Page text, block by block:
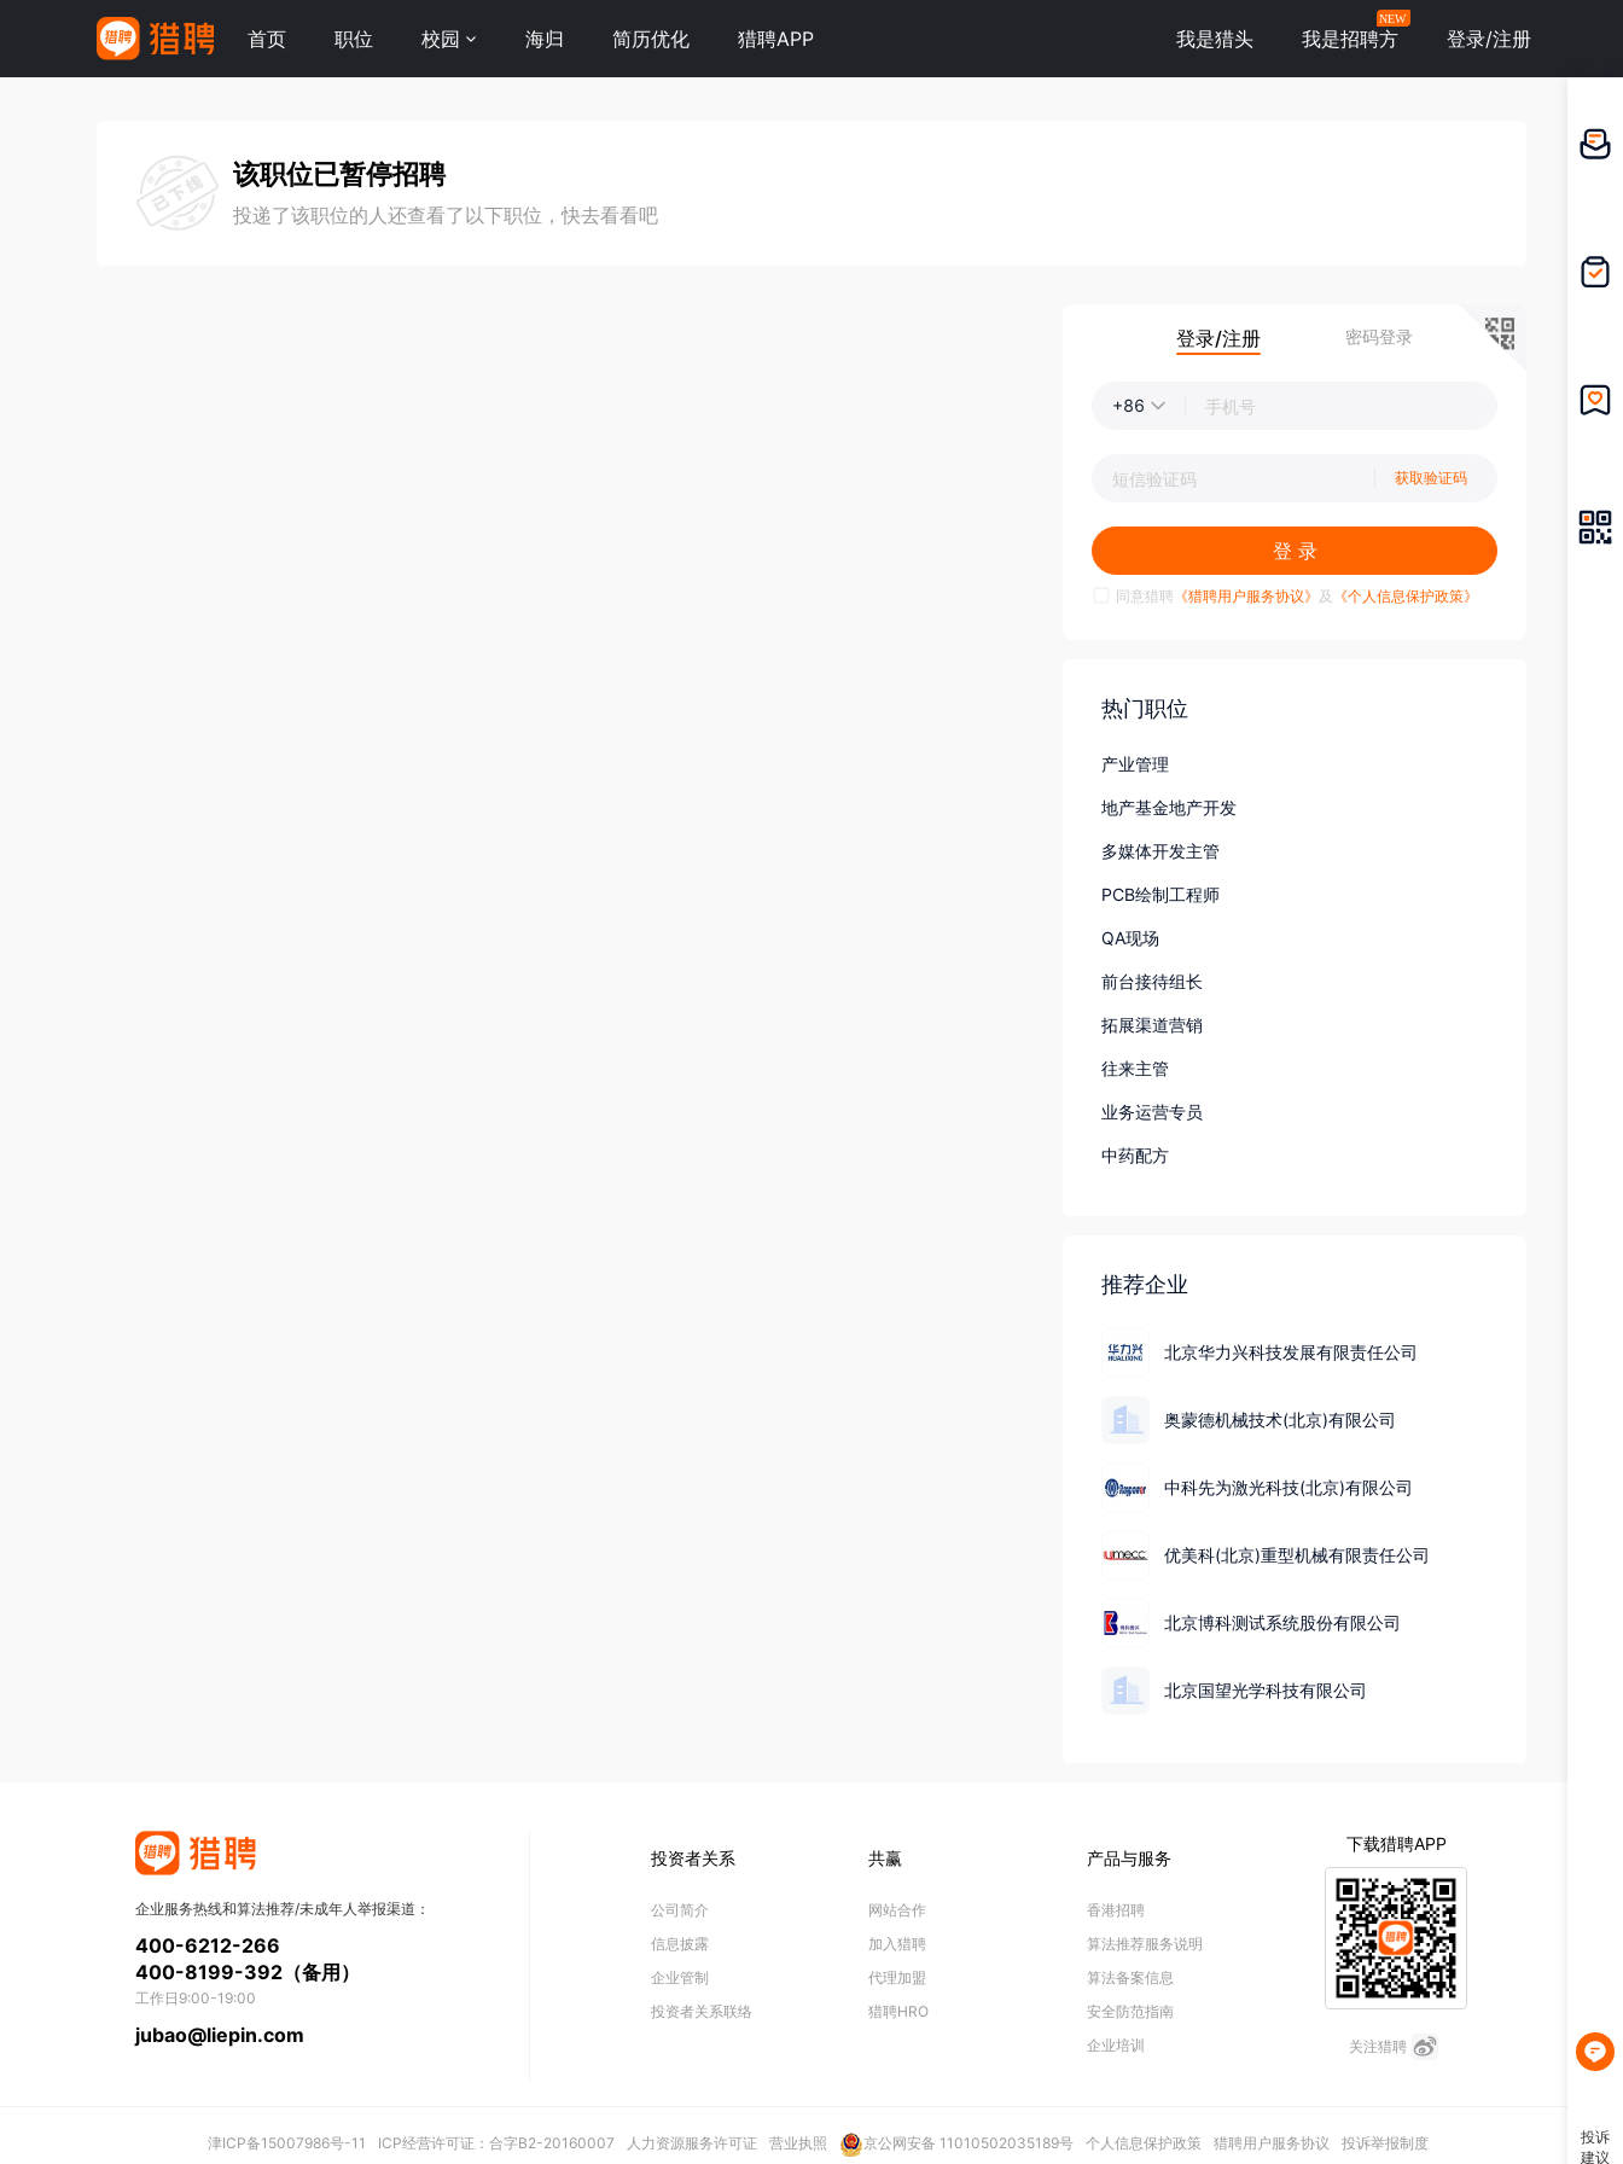
首页 职位 校园 海归 简历优化 猎聘APP 我是猎头 我是招聘方
NEW
登录/注册
该职位已暂停招聘
投递了该职位的人还查看了以下职位，快去看看吧
投诉
建议
登录/注册 密码登录
+86
获取验证码
登 录
同意猎聘 《猎聘用户服务协议》 及 《个人信息保护政策》
热门职位
产业管理
地产基金地产开发
多媒体开发主管
PCB绘制工程师
QA现场
前台接待组长
拓展渠道营销
往来主管
业务运营专员
中药配方
推荐企业
北京华力兴科技发展有限责任公司
奥蒙德机械技术(北京)有限公司
中科先为激光科技(北京)有限公司
优美科(北京)重型机械有限责任公司
北京博科测试系统股份有限公司
北京国望光学科技有限公司